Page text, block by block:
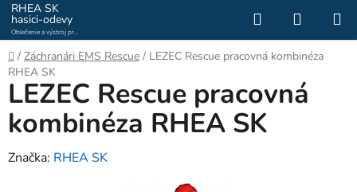
Prejsť
na
obsah
RHEA SK
hasici-odevy
Oblečenie a výstroj pre
hasičov a záchranárov
Hľadať
KOŠÍK
Domov
/ Záchranári EMS Rescue / LEZEC Rescue pracovná kombinéza
RHEA SK
LEZEC Rescue pracovná
kombinéza RHEA SK
Značka: RHEA SK